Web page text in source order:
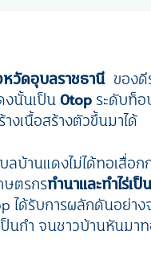
หวัดอุบลราชธานี ของดี
งนั้นเป็นOtop ระดับท็
งเนื้อสร้างตัวขึ้นมาได้
บ้านแดงไม่ได้ทอเสื่อ
ษตรกรทำนาและทำไร่เ
ได้รับการผลักดันอย่าง
นกำ จนชาวบ้านหันมา